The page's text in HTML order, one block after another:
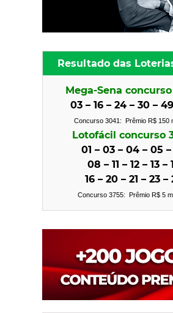
Resultado das
Mega-Sena
03 – 16 – 24 – 30 –
Concurso 3041: Prêmio R$ 150
Lotofácil concurso
01 – 03 – 04 – 05
08 – 11 – 12 – 13 –
16 – 20 – 21 – 23 –
Concurso 3755: Prêmio R$ 5